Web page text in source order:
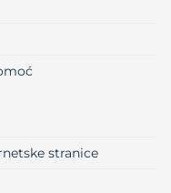
stranice